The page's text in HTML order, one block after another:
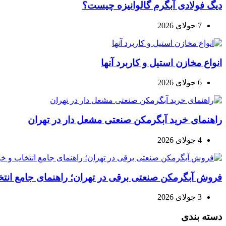
دیگ فولادی آبگرم گالوانیزه چیست؟
7 جولای 2026
انواع مخازن استیل و کاربرد آنها
6 جولای 2026
راهنمای خرید آبگرمکن صنعتی مشعل دار در تهران
4 جولای 2026
فروش آبگرمکن صنعتی برقی در تهران؛ راهنمای جامع
3 جولای 2026
دسته بندی